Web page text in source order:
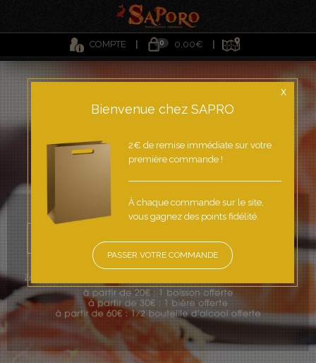
COMPTE 0 0,00€
X
Bienvenue chez SAPRO
2€ de remise immédiate sur votre
première commande !
À chaque commande sur le site,
vous gagnez des points fidélité.
PASSER VOTRE COMMANDE